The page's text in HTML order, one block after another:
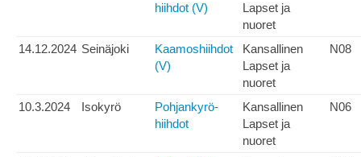
hiihdot (V)
Lapset ja
nuoret
14.12.2024 Seinäjoki
Kaamoshiihdot
(V)
Kansallinen
Lapset ja
nuoret
N08
10.3.2024 Isokyrö
Pohjankyrö-
hiihdot
Kansallinen
Lapset ja
nuoret
N06